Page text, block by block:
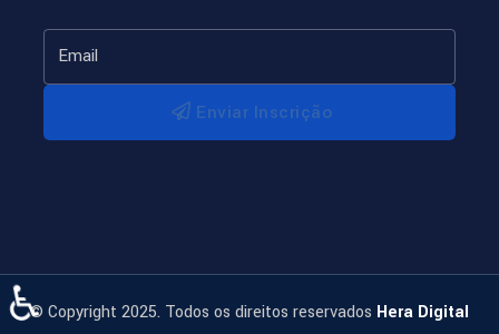
Enviar Inscrição
© Copyright 2025. Todos os direitos reservados Hera Digital